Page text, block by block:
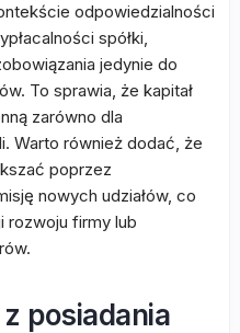
odpowiedzialności
spółki,
jedynie do
To sprawia, że kapitał
zarówno dla
Warto również dodać, że
poprzez
nowych udziałów, co
rozwoju firmy lub
posiadania